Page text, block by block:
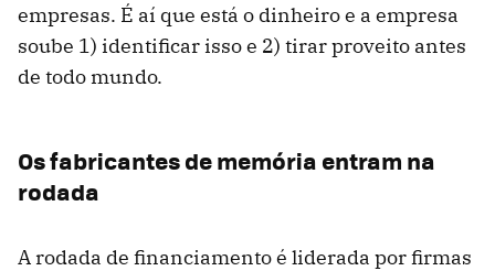
empresas. É aí que está o dinheiro e a empresa
soube 1) identificar isso e 2) tirar proveito antes
de todo mundo.
Os fabricantes de memória entram na
rodada
A rodada de financiamento é liderada por firmas